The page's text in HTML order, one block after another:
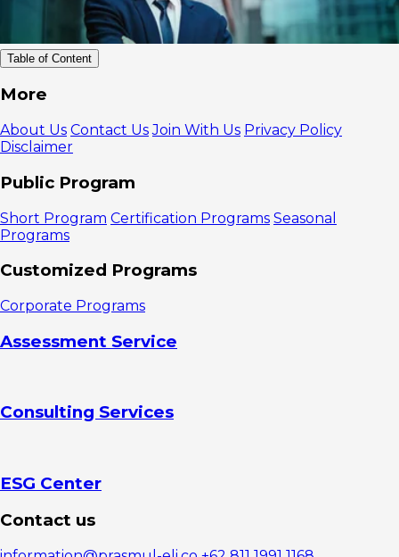
Table of Content
Lakukan
Check-in
Virtual
Membuat
Hot Seat
Virtual
Pechakucha
Jeda atau
Istirahat
Game
Permainan
Model
More
About Us Contact Us Join With Us Privacy Policy
Disclaimer
Public Program
Short Program Certification Programs Seasonal
Programs
Customized Programs
Corporate Programs
Assessment Service
Consulting Services
ESG Center
Contact us